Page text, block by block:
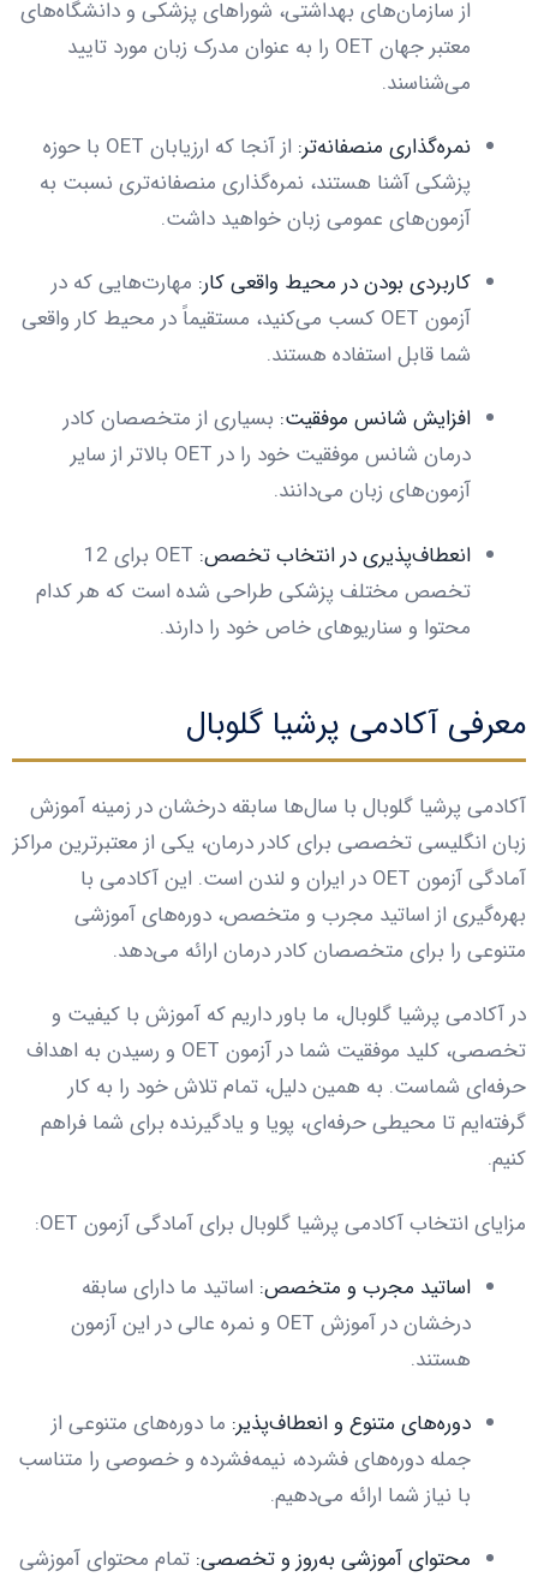
از سازمان‌های بهداشتی، شوراهای پزشکی و دانشگاه‌های
معتبر جهان OET را به عنوان مدرک زبان مورد تایید
می‌شناسند.
نمره‌گذاری منصفانه‌تر:
از آنجا که ارزیابان OET با حوزه
پزشکی آشنا هستند، نمره‌گذاری منصفانه‌تری نسبت به
آزمون‌های عمومی زبان خواهید داشت.
کاربردی بودن در محیط واقعی کار: مهارت‌هایی که در
آزمون OET کسب می‌کنید، مستقیماً در محیط کار واقعی
شما قابل استفاده هستند.
افزایش شانس موفقیت: بسیاری از متخصصان کادر
درمان شانس موفقیت خود را در OET بالاتر از سایر
آزمون‌های زبان می‌دانند.
انعطاف‌پذیری در انتخاب تخصص:
OET برای 12
تخصص مختلف پزشکی طراحی شده است که هر کدام
محتوا و سناریوهای خاص خود را دارند.
معرفی آکادمی پرشیا گلوبال
آکادمی پرشیا گلوبال با سال‌ها سابقه درخشان در زمینه آموزش
زبان انگلیسی تخصصی برای کادر درمان، یکی از معتبرترین مراکز
آمادگی آزمون OET در ایران و لندن است. این آکادمی با
بهره‌گیری از اساتید مجرب و متخصص، دوره‌های آموزشی
متنوعی را برای متخصصان کادر درمان ارائه می‌دهد.
در آکادمی پرشیا گلوبال، ما باور داریم که آموزش با کیفیت و
تخصصی، کلید موفقیت شما در آزمون OET و رسیدن به اهداف
حرفه‌ای شماست. به همین دلیل، تمام تلاش خود را به کار
گرفته‌ایم تا محیطی حرفه‌ای، پویا و یادگیرنده برای شما فراهم
کنیم.
مزایای انتخاب آکادمی پرشیا گلوبال برای آمادگی آزمون OET:
اساتید مجرب و متخصص: اساتید ما دارای سابقه
درخشان در آموزش OET و نمره عالی در این آزمون
هستند.
دوره‌های متنوع و انعطاف‌پذیر: ما دوره‌های متنوعی از
جمله دوره‌های فشرده، نیمه‌فشرده و خصوصی را متناسب
با نیاز شما ارائه می‌دهیم.
محتوای آموزشی به‌روز و تخصصی: تمام محتوای آموزشی